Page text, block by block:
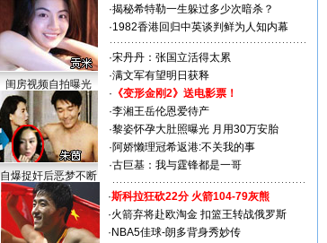
闺房视频自拍曝光
自爆捉奸后恶梦不断
·揭秘希特勒一生躲过多少次暗杀？
·1982香港回归中英谈判鲜为人知内幕
·宋丹丹：张国立活得太累
·满文军有望明日获释
· 《变形金刚2》送电影票！
·李湘王岳伦恩爱待产
·黎姿怀孕大肚照曝光 月用30万安胎
·阿娇懒理冠希返港:不关我的事
·古巨基：我与霆锋都是一哥
·斯科拉狂砍22分 火箭104-79灰熊
·火箭弃将赴欧淘金 扣篮王转战俄罗斯
· NBA5佳球-朗多背身秀妙传